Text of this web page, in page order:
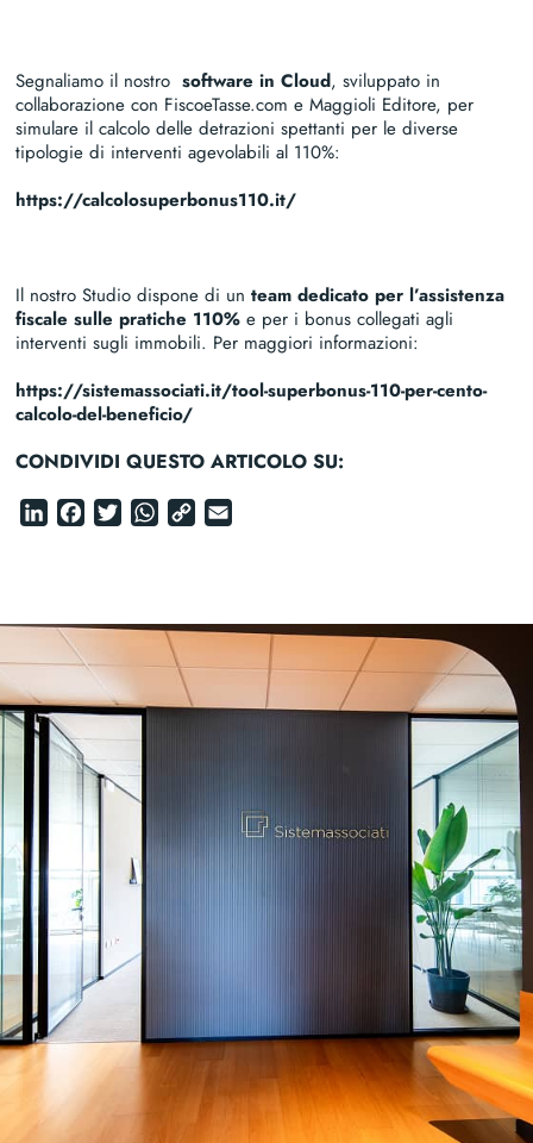
Segnaliamo il nostrosoftware in Cloud, sviluppato in
collaborazione con FiscoeTasse.com e Maggioli Editore, per
simulare il calcolo delle detrazioni spettanti per le diverse
tipologie di interventi agevolabili al 110%:
https://calcolosuperbonus110.it/
Il nostro Studio dispone di unteam dedicato per l’assistenza
fiscale sulle pratiche 110% e per i bonus collegati agli
interventi sugli immobili. Per maggiori informazioni:
https://sistemassociati.it/tool-superbonus-110-per-cento-
calcolo-del-beneficio/
CONDIVIDI QUESTO ARTICOLO SU:
LinkedIn
Facebook
Twitter
WhatsApp
Copy